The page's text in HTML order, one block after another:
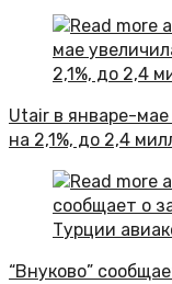
Utair в январе-
на 2,1%, до 2,4
“Внуково”